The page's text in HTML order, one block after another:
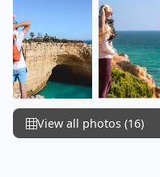
View all photos (16)